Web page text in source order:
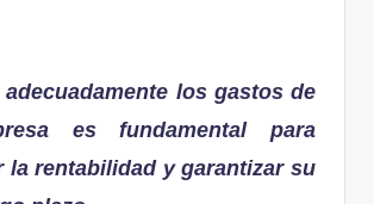
adecuadamente los gastos de
es fundamental para
la rentabilidad y garantizar su